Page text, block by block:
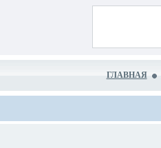
ГЛАВНАЯ